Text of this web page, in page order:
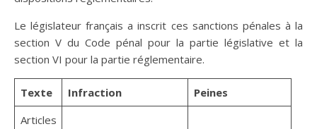
Le législateur français a inscrit ces sanctions pénales à la
section V du Code pénal pour la partie législative et la
section VI pour la partie réglementaire.
Texte Infraction
Peines
Articles